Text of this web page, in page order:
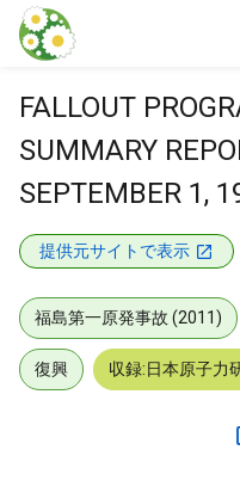
本文に飛ぶ
FALLOUT
SUMMARY
SEPTEMBER 1,
提供元サイトで表示
福島第一原発事故 (2011)
復興 収録:日本原子力